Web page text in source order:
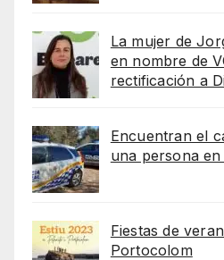
La mujer de
en nombre de
rectificación a
Encuentran el
una persona
Fiestas de
Portocolom